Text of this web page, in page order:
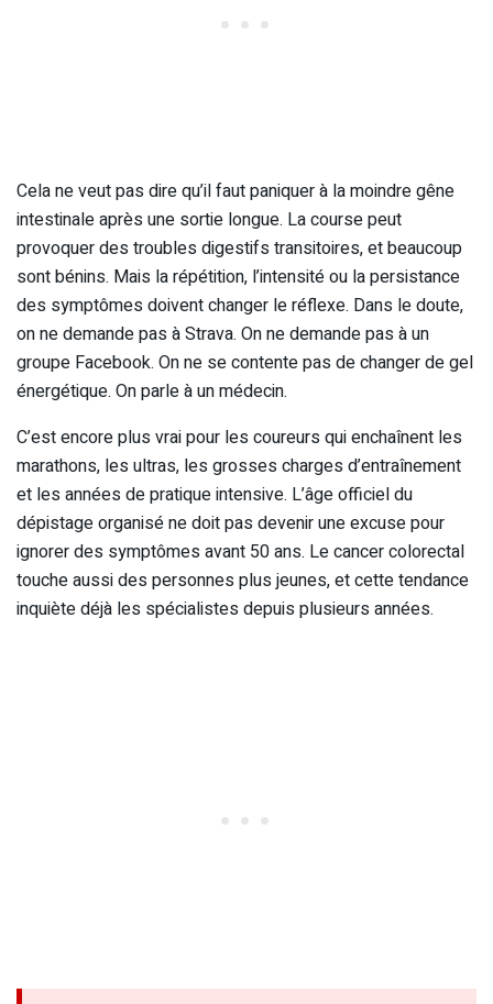
Cela ne veut pas dire qu’il faut paniquer à la moindre gêne
intestinale après une sortie longue. La course peut
provoquer des troubles digestifs transitoires, et beaucoup
sont bénins. Mais la répétition, l’intensité ou la persistance
des symptômes doivent changer le réflexe. Dans le doute,
on ne demande pas à Strava. On ne demande pas à un
groupe Facebook. On ne se contente pas de changer de gel
énergétique. On parle à un médecin.
C’est encore plus vrai pour les coureurs qui enchaînent les
marathons, les ultras, les grosses charges d’entraînement
et les années de pratique intensive. L’âge officiel du
dépistage organisé ne doit pas devenir une excuse pour
ignorer des symptômes avant 50 ans. Le cancer colorectal
touche aussi des personnes plus jeunes, et cette tendance
inquiète déjà les spécialistes depuis plusieurs années.